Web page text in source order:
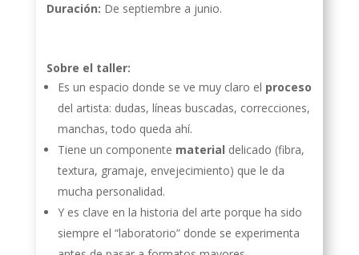
Duración: De septiembre a junio.
Sobre el taller:
Es un espacio donde se ve muy claro el proceso
del artista: dudas, líneas buscadas, correcciones,
manchas, todo queda ahí.
Tiene un componente material delicado (fibra,
textura, gramaje, envejecimiento) que le da
mucha personalidad.
Y es clave en la historia del arte porque ha sido
siempre el “laboratorio” donde se experimenta